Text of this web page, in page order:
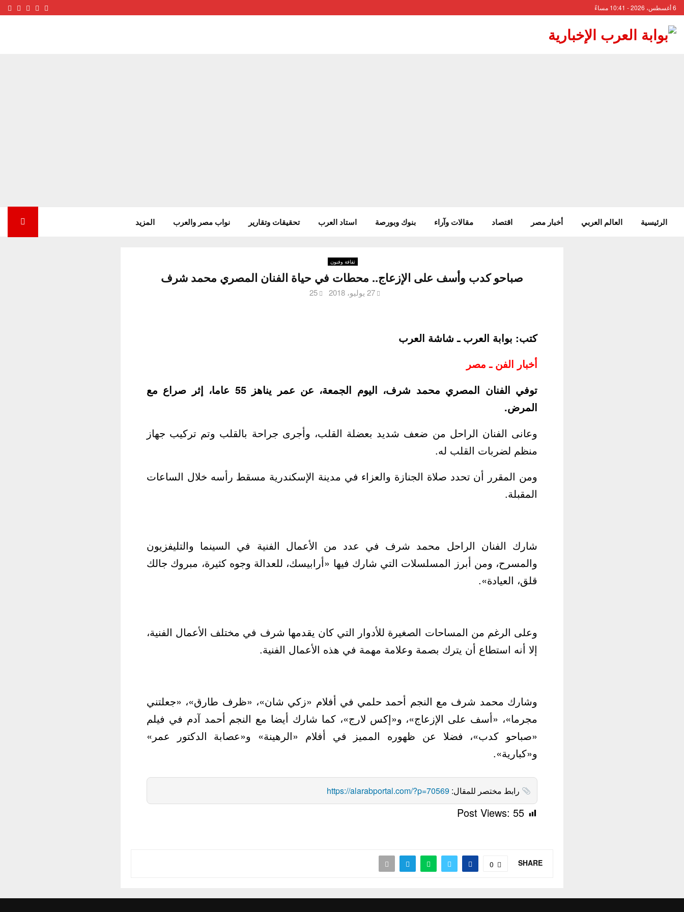
6 أغسطس، 2026 - 10:41 مساءً Facebook
Twitter
الرئيسية العالم العربي أخبار مصر اقتصاد مقالات وآراء بنوك وبورصة استاد العرب تحقيقات وتقارير نواب مصر والعرب المزيد
ثقافة وفنون
صباحو كدب وأسف على الإزعاج.. محطات في حياة الفنان المصري محمد شرف
27 يوليو، 2018 25
كتب: بوابة العرب ـ شاشة العرب
أخبار الفن ـ مصر
توفي الفنان المصري محمد شرف، اليوم الجمعة، عن عمر يناهز 55 عاما، إثر صراع مع
المرض.
وعانى الفنان الراحل من ضعف شديد بعضلة القلب، وأجرى جراحة بالقلب وتم تركيب جهاز
منظم لضربات القلب له.
ومن المقرر أن تحدد صلاة الجنازة والعزاء في مدينة الإسكندرية مسقط رأسه خلال الساعات
المقبلة.
شارك الفنان الراحل محمد شرف في عدد من الأعمال الفنية في السينما والتليفزيون
والمسرح، ومن أبرز المسلسلات التي شارك فيها «أرابيسك، للعدالة وجوه كثيرة، مبروك جالك
قلق، العيادة».
وعلى الرغم من المساحات الصغيرة للأدوار التي كان يقدمها شرف في مختلف الأعمال الفنية،
إلا أنه استطاع أن يترك بصمة وعلامة مهمة في هذه الأعمال الفنية.
وشارك محمد شرف مع النجم أحمد حلمي في أفلام «زكي شان»، «ظرف طارق»، «جعلتني
مجرما»، «أسف على الإزعاج»، و«إكس لارج»، كما شارك أيضا مع النجم أحمد آدم في فيلم
«صباحو كدب»، فضلا عن ظهوره المميز في أفلام «الرهينة» و«عصابة الدكتور عمر»
و«كبارية».
رابط مختصر للمقال:https://alarabportal.com/?p=70569
Post Views: 55
SHARE
0